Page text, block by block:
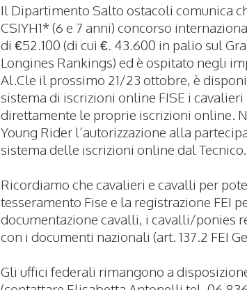
Il Dipartimento Salto ostacoli comunica
CSIYH1* (6 e 7 anni) concorso
di €52.100 (di cui €. 43.600 in palio sul
Longines Rankings) ed è ospitato negli
Al.Cle il prossimo 21/23 ottobre, è
sistema di iscrizioni online FISE i
direttamente le proprie iscrizioni online.
Young Rider l’autorizzazione alla
sistema delle iscrizioni online dal Tecnico.
Ricordiamo che cavalieri e cavalli per
tesseramento Fise e la registrazione FEI
documentazione cavalli, i cavalli/ponies
con i documenti nazionali (art. 137.2 FEI
Gli uffici federali rimangono a